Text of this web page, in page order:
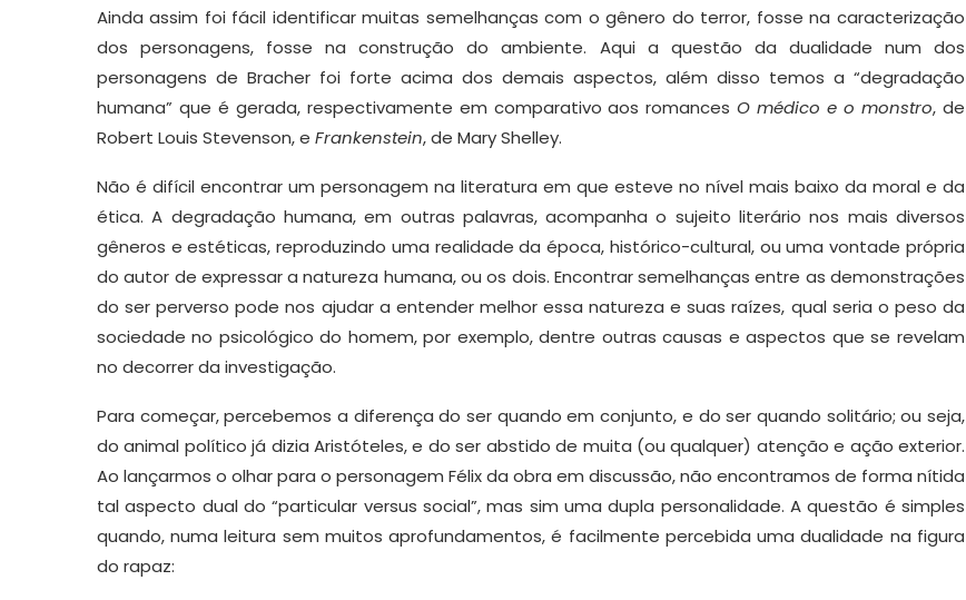
Ainda assim foi fácil identificar muitas semelhanças com o gênero do terror, fosse na caracterização
dos personagens, fosse na construção do ambiente. Aqui a questão da dualidade num dos
personagens de Bracher foi forte acima dos demais aspectos, além disso temos a “degradação
humana” que é gerada, respectivamente em comparativo aos romancesO médico e o monstro, de
Robert Louis Stevenson, e Frankenstein, de Mary Shelley.
Não é difícil encontrar um personagem na literatura em que esteve no nível mais baixo da moral e da
ética. A degradação humana, em outras palavras, acompanha o sujeito literário nos mais diversos
gêneros e estéticas, reproduzindo uma realidade da época, histórico-cultural, ou uma vontade própria
do autor de expressar a natureza humana, ou os dois. Encontrar semelhanças entre as demonstrações
do ser perverso pode nos ajudar a entender melhor essa natureza e suas raízes, qual seria o peso da
sociedade no psicológico do homem, por exemplo, dentre outras causas e aspectos que se revelam
no decorrer da investigação.
Para começar, percebemos a diferença do ser quando em conjunto, e do ser quando solitário; ou seja,
do animal político já dizia Aristóteles, e do ser abstido de muita (ou qualquer) atenção e ação exterior.
Ao lançarmos o olhar para o personagem Félix da obra em discussão, não encontramos de forma nítida
tal aspecto dual do “particular versus social”, mas sim uma dupla personalidade. A questão é simples
quando, numa leitura sem muitos aprofundamentos, é facilmente percebida uma dualidade na figura
do rapaz: